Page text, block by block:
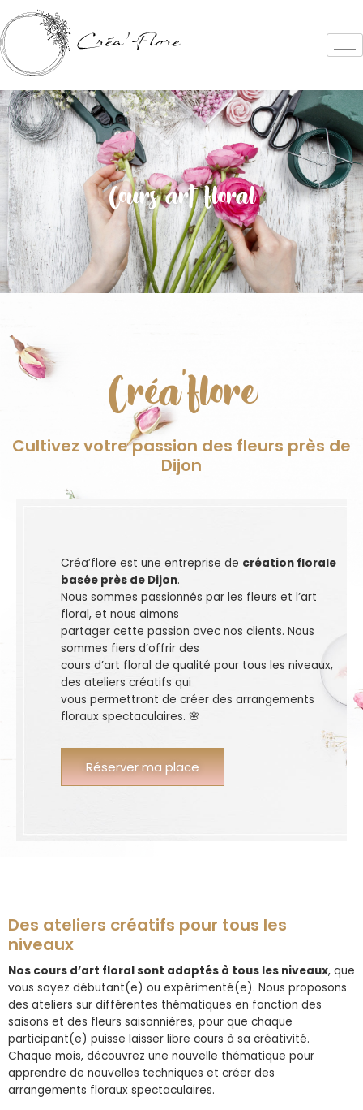
Cours art floral
Créa'flore
Cultivez votre passion des fleurs près de
Dijon
Créa’flore est une entreprise de création florale
basée près de Dijon.
Nous sommes passionnés par les fleurs et l’art
floral, et nous aimons
partager cette passion avec nos clients. Nous
sommes fiers d’offrir des
cours d’art floral de qualité pour tous les niveaux,
des ateliers créatifs qui
vous permettront de créer des arrangements
floraux spectaculaires. 🌸
Réserver ma place
Des ateliers créatifs pour tous les
niveaux
Nos cours d’art floral sont adaptés à tous les niveaux, que
vous soyez débutant(e) ou expérimenté(e). Nous proposons
des ateliers sur différentes thématiques en fonction des
saisons et des fleurs saisonnières, pour que chaque
participant(e) puisse laisser libre cours à sa créativité.
Chaque mois, découvrez une nouvelle thématique pour
apprendre de nouvelles techniques et créer des
arrangements floraux spectaculaires.